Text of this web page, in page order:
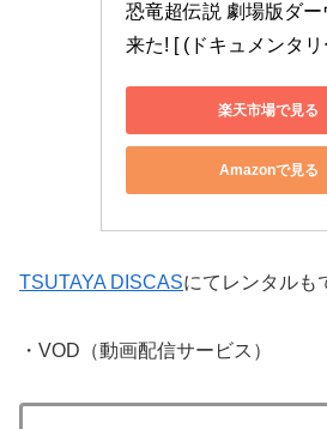
恐竜超伝説 劇場版ダ
来た! [ (ドキュメンタリ
楽天市場で見る
Amazonで見る
TSUTAYA DISCASにてレンタルも
・VOD（動画配信サービス）